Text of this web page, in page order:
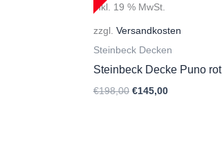
inkl. 19 % MwSt.
zzgl. Versandkosten
Steinbeck Decken
Steinbeck Decke Puno rot
€198,00 Ursprünglicher
€145,00Aktueller